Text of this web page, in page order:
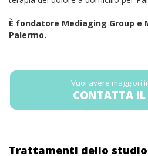
È fondatore Mediaging Group e
Palermo.
Vuoi avere maggiori
CONTATTA IL
Trattamenti dello studio